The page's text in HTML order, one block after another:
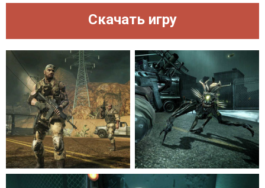
Скачать игру